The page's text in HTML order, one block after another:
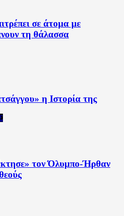
σε άτομα με
τη θάλασσα
η Ιστορία της
τον Όλυμπο-Ήρθαν